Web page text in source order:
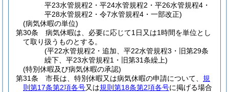
平23水管規程2・平24水管規程2・平26水管規程4・
平28水管規程2・令7水管規程4・一部改正)
(病気休暇の単位)
第30条
病気休暇は、必要に応じて1日又は1時間を単位とし
て取り扱うものとする。
(平22水管規程2・追加、平22水管規程3・旧第29条
繰下、平23水管規程1・旧第31条繰上)
(特別休暇及び病気休暇の承認)
第31条
市長は、特別休暇又は病気休暇の申請について、 規
則第17条第2項各号又は規則第18条第2項各号に掲げる場合